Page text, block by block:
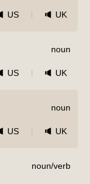
US UK
noun
US UK
noun
US UK
noun/verb